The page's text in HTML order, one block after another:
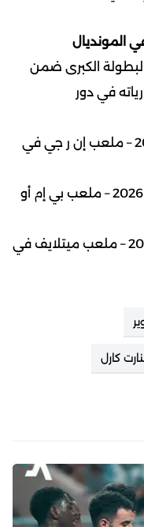
المونديال
الكبرى ضمن
في دور
1 – ألمانيا ضد كوراساو | 14 جوان 2026 – ملعب إن ر جي في
2- ألمانيا ضد كوت ديفوار | 20 جوان 2026 – ملعب بي إم أو
3- ألمانيا ضد الإكوادور | 25 جوان 2026 – ملعب ميتلايف في
كارل